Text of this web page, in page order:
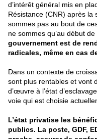
d’intérêt général mis en
Résistance (CNR) après la
sommes pas au bout de
ne sommes qu’au début de
gouvernement est de
radicales, même en cas
Dans un contexte de
sont plus rentables et vont
d’œuvre à l’état
voie qui est choisie
L’état privatise les
publics. La poste, GDF,